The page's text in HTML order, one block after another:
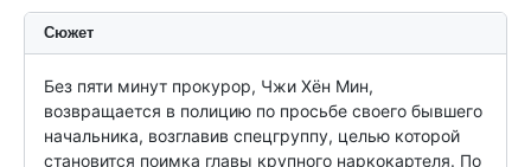
Сюжет
Без пяти минут прокурор, Чжи Хён Мин,
возвращается в полицию по просьбе своего бывшего
начальника, возглавив спецгруппу, целью которой
становится поимка главы крупного наркокартеля. По